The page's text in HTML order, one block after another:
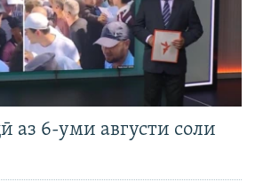
аз 6-уми августи соли